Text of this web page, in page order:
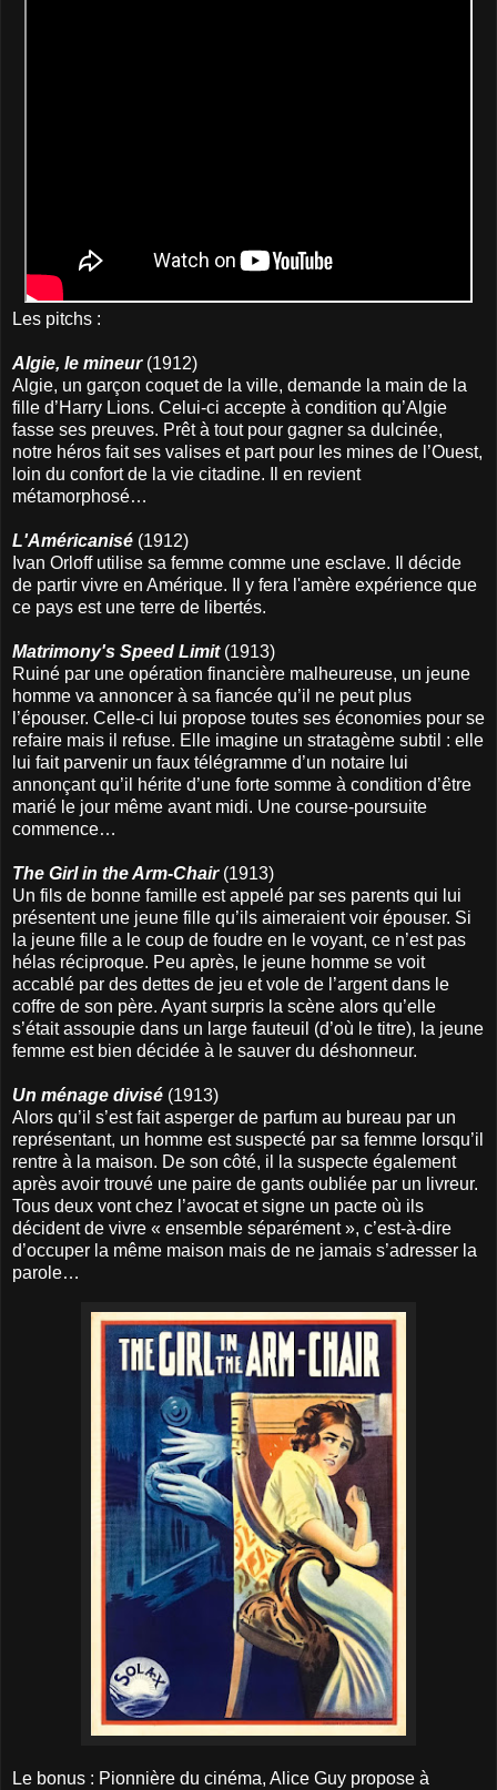
Les pitchs :
Algie, le mineur(1912)
Algie, un garçon coquet de la ville, demande la main de la
fille d’Harry Lions. Celui-ci accepte à condition qu’Algie
fasse ses preuves. Prêt à tout pour gagner sa dulcinée,
notre héros fait ses valises et part pour les mines de l’Ouest,
loin du confort de la vie citadine. Il en revient
métamorphosé…
L'Américanisé (1912)
Ivan Orloff utilise sa femme comme une esclave. Il décide
de partir vivre en Amérique. Il y fera l'amère expérience que
ce pays est une terre de libertés.
Matrimony's Speed Limit(1913)
Ruiné par une opération financière malheureuse, un jeune
homme va annoncer à sa fiancée qu’il ne peut plus
l’épouser. Celle-ci lui propose toutes ses économies pour se
refaire mais il refuse. Elle imagine un stratagème subtil : elle
lui fait parvenir un faux télégramme d’un notaire lui
annonçant qu’il hérite d’une forte somme à condition d’être
marié le jour même avant midi. Une course-poursuite
commence…
The Girl in the Arm-Chair(1913)
Un fils de bonne famille est appelé par ses parents qui lui
présentent une jeune fille qu’ils aimeraient voir épouser. Si
la jeune fille a le coup de foudre en le voyant, ce n’est pas
hélas réciproque. Peu après, le jeune homme se voit
accablé par des dettes de jeu et vole de l’argent dans le
coffre de son père. Ayant surpris la scène alors qu’elle
s’était assoupie dans un large fauteuil (d’où le titre), la jeune
femme est bien décidée à le sauver du déshonneur.
Un ménage divisé (1913)
Alors qu’il s’est fait asperger de parfum au bureau par un
représentant, un homme est suspecté par sa femme lorsqu’il
rentre à la maison. De son côté, il la suspecte également
après avoir trouvé une paire de gants oubliée par un livreur.
Tous deux vont chez l’avocat et signe un pacte où ils
décident de vivre « ensemble séparément », c’est-à-dire
d’occuper la même maison mais de ne jamais s’adresser la
parole…
Le bonus : Pionnière du cinéma, Alice Guy propose à